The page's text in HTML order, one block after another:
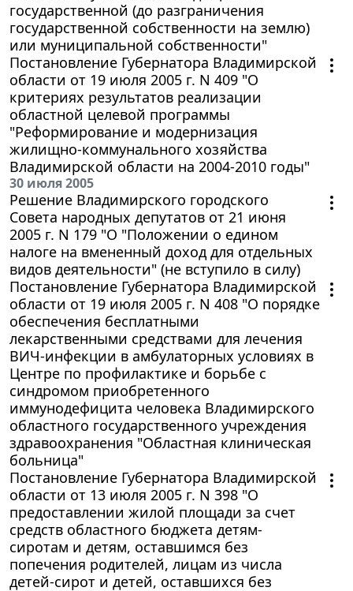
государственной (до разграничения
государственной собственности на землю)
или муниципальной собственности"
Постановление Губернатора Владимирской
области от 19 июля 2005 г. N 409 "О
критериях результатов реализации
областной целевой программы
"Реформирование и модернизация
жилищно-коммунального хозяйства
Владимирской области на 2004-2010 годы"
30 июля 2005
Решение Владимирского городского
Совета народных депутатов от 21 июня
2005 г. N 179 "О "Положении о едином
налоге на вмененный доход для отдельных
видов деятельности" (не вступило в силу)
Постановление Губернатора Владимирской
области от 19 июля 2005 г. N 408 "О порядке
обеспечения бесплатными
лекарственными средствами для лечения
ВИЧ-инфекции в амбулаторных условиях в
Центре по профилактике и борьбе с
синдромом приобретенного
иммунодефицита человека Владимирского
областного государственного учреждения
здравоохранения "Областная клиническая
больница"
Постановление Губернатора Владимирской
области от 13 июля 2005 г. N 398 "О
предоставлении жилой площади за счет
средств областного бюджета детям-
сиротам и детям, оставшимся без
попечения родителей, лицам из числа
детей-сирот и детей, оставшихся без